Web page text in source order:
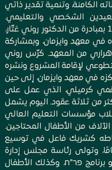
الكامنة، وتنمية تقدير ذاتي
الشخصي والتعليمي.
تأسس برنامج פר"ח عام 1974 بمبادرة من الدكتور روني عَتّار،
في معهد وايزمان، وبمشاركة
هراري من المعهد. كرّس روني
لإقامة المشروع ونشره
في معهد وايزمان، إلى حين
عَمي كرميلي، الذي عمل على
من ثلاثة عقود. اليوم يشمل
10% من طلاب مؤسسات التعليم العالي
من الأطفال المحتاجين.
كشريك فاعل في توسيع
وتولى رئاسة مجلس إدارة
פר"ח، وكذلك الأطفال